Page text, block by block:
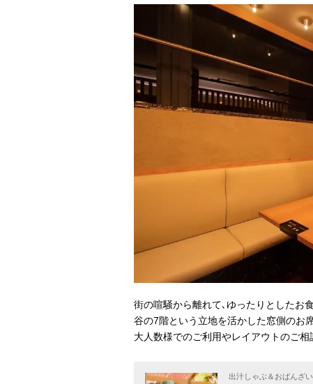
街の喧騒から離れて､ゆったりとしたお
谷の7階という立地を活かした窓側のお
大人数様でのご利用やレイアウトのご
出汁しゃぶ＆おばんざい